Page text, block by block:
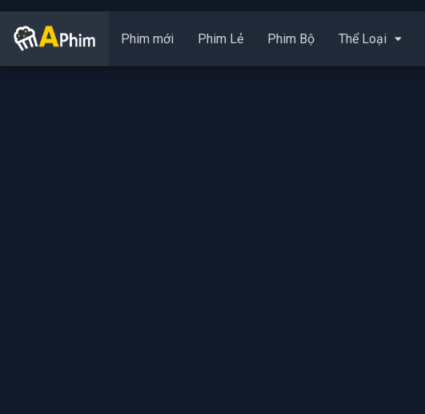
Phim mới Phim Lẻ Phim Bộ Thể Loại